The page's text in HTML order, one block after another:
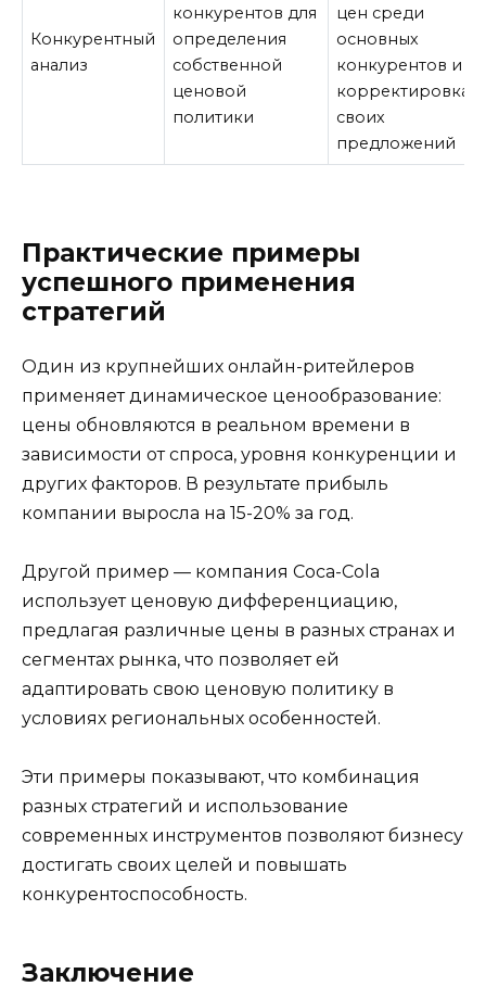
Конкурентный
анализ
конкурентов для
определения
собственной
ценовой
политики
цен среди
основных
конкурентов и
корректировка
своих
предложений
Практические примеры
успешного применения
стратегий
Один из крупнейших онлайн-ритейлеров
применяет динамическое ценообразование:
цены обновляются в реальном времени в
зависимости от спроса, уровня конкуренции и
других факторов. В результате прибыль
компании выросла на 15-20% за год.
Другой пример — компания Coca-Cola
использует ценовую дифференциацию,
предлагая различные цены в разных странах и
сегментах рынка, что позволяет ей
адаптировать свою ценовую политику в
условиях региональных особенностей.
Эти примеры показывают, что комбинация
разных стратегий и использование
современных инструментов позволяют бизнесу
достигать своих целей и повышать
конкурентоспособность.
Заключение